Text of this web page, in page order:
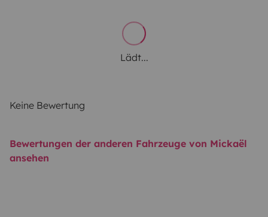
Lädt...
Keine Bewertung
Bewertungen der anderen Fahrzeuge von Mickaël
ansehen